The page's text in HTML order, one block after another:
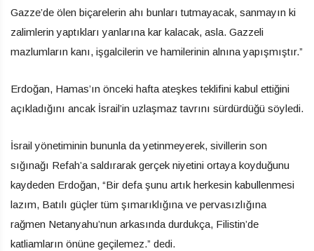
Gazze’de ölen biçarelerin ahı bunları tutmayacak, sanmayın ki
zalimlerin yaptıkları yanlarına kar kalacak, asla. Gazzeli
mazlumların kanı, işgalcilerin ve hamilerinin alnına yapışmıştır.”
Erdoğan, Hamas’ın önceki hafta ateşkes teklifini kabul ettiğini
açıkladığını ancak İsrail’in uzlaşmaz tavrını sürdürdüğü söyledi.
İsrail yönetiminin bununla da yetinmeyerek, sivillerin son
sığınağı Refah’a saldırarak gerçek niyetini ortaya koyduğunu
kaydeden Erdoğan, “Bir defa şunu artık herkesin kabullenmesi
lazım, Batılı güçler tüm şımarıklığına ve pervasızlığına
rağmen Netanyahu’nun arkasında durdukça, Filistin’de
katliamların önüne geçilemez.” dedi.